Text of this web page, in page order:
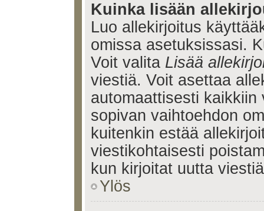
Kuinka lisään
Luo allekirjoitus
omissa asetuksissasi.
Voit valita Lisää
viestiä. Voit asettaa
automaattisesti
sopivan vaihtoehdon
kuitenkin estää
viestikohtaisesti
kun kirjoitat uutta
Ylös